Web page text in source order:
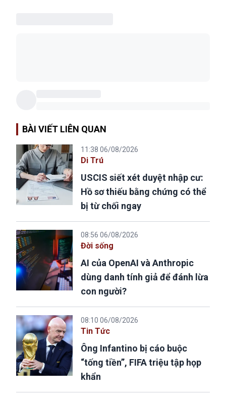
BÀI VIẾT LIÊN QUAN
11:38 06/08/2026
Di Trú
USCIS siết xét duyệt nhập cư:
Hồ sơ thiếu bằng chứng có thể
bị từ chối ngay
08:56 06/08/2026
Đời sống
AI của OpenAI và Anthropic
dùng danh tính giả để đánh lừa
con người?
08:10 06/08/2026
Tin Tức
Ông Infantino bị cáo buộc
“tống tiền”, FIFA triệu tập họp
khẩn